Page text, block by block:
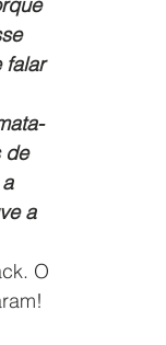
falar
de
a
O